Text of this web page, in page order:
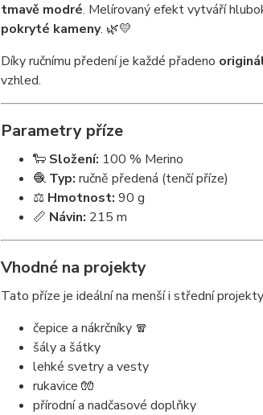
tmavě modré. Melírovaný efekt vytváří
pokryté kameny. 🌿💛
Díky ručnímu předení je každé přadeno
vzhled.
Parametry příze
🐑 Složení: 100 % Merino
🧶 Typ: ručně předená (tenčí příze)
⚖️ Hmotnost: 90 g
📏 Návin: 215 m
Vhodné na projekty
Tato příze je ideální na menší i střední
čepice a nákrčníky 🧣
šály a šátky
lehké svetry a vesty
rukavice 🧤
přírodní a nadčasové doplňky